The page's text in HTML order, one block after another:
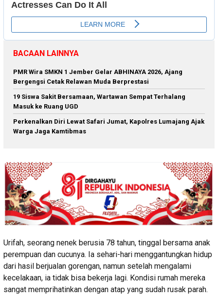
BACAAN LAINNYA
PMR Wira SMKN 1 Jember Gelar ABHINAYA 2026, Ajang
Bergengsi Cetak Relawan Muda Berprestasi
19 Siswa Sakit Bersamaan, Wartawan Sempat Terhalang
Masuk ke Ruang UGD
Perkenalkan Diri Lewat Safari Jumat, Kapolres Lumajang Ajak
Warga Jaga Kamtibmas
Urifah, seorang nenek berusia 78 tahun, tinggal bersama anak
perempuan dan cucunya. Ia sehari-hari menggantungkan hidup
dari hasil berjualan gorengan, namun setelah mengalami
kecelakaan, ia tidak bisa bekerja lagi. Kondisi rumah mereka
sangat memprihatinkan dengan atap yang sudah rusak parah.